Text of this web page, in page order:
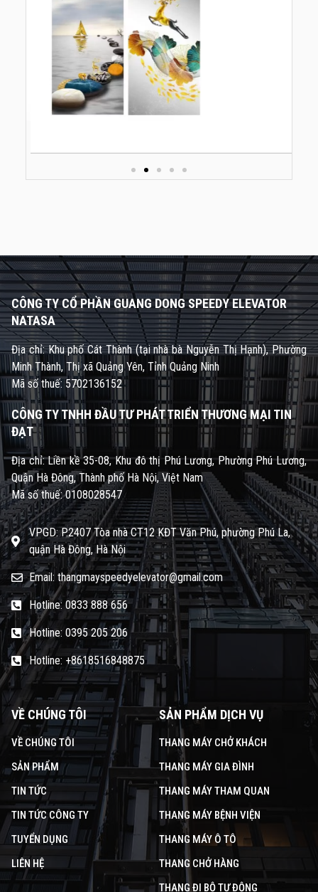
CÔNG TY CỔ PHẦN GUANG DONG SPEEDY ELEVATOR
NATASA
Địa chỉ: Khu phố Cát Thành (tại nhà bà Nguyễn Thị Hạnh), Phường
Minh Thành, Thị xã Quảng Yên, Tỉnh Quảng Ninh
Mã số thuế: 5702136152
CÔNG TY TNHH ĐẦU TƯ PHÁT TRIỂN THƯƠNG MẠI TIN
ĐẠT
Địa chỉ: Liền kề 35-08, Khu đô thị Phú Lương, Phường Phú Lương,
Quận Hà Đông, Thành phố Hà Nội, Việt Nam
Mã số thuế: 0108028547
VPGD: P.2407 Tòa nhà CT12 KĐT Văn Phú, phường Phú La,
quận Hà Đông, Hà Nội
Email: thangmayspeedyelevator@gmail.com
Hotline: 0833 888 656
Hotline: 0395 205 206
Hotline: +8618516848875
VỀ CHÚNG TÔI
VỀ CHÚNG TÔI
SẢN PHẨM
TIN TỨC
TIN TỨC CÔNG TY
TUYỂN DỤNG
LIÊN HỆ
SẢN PHẨM DỊCH VỤ
THANG MÁY CHỞ KHÁCH
THANG MÁY GIA ĐÌNH
THANG MÁY THAM QUAN
THANG MÁY BỆNH VIỆN
THANG MÁY Ô TÔ
THANG CHỞ HÀNG
THANG ĐI BỘ TỰ ĐỘNG